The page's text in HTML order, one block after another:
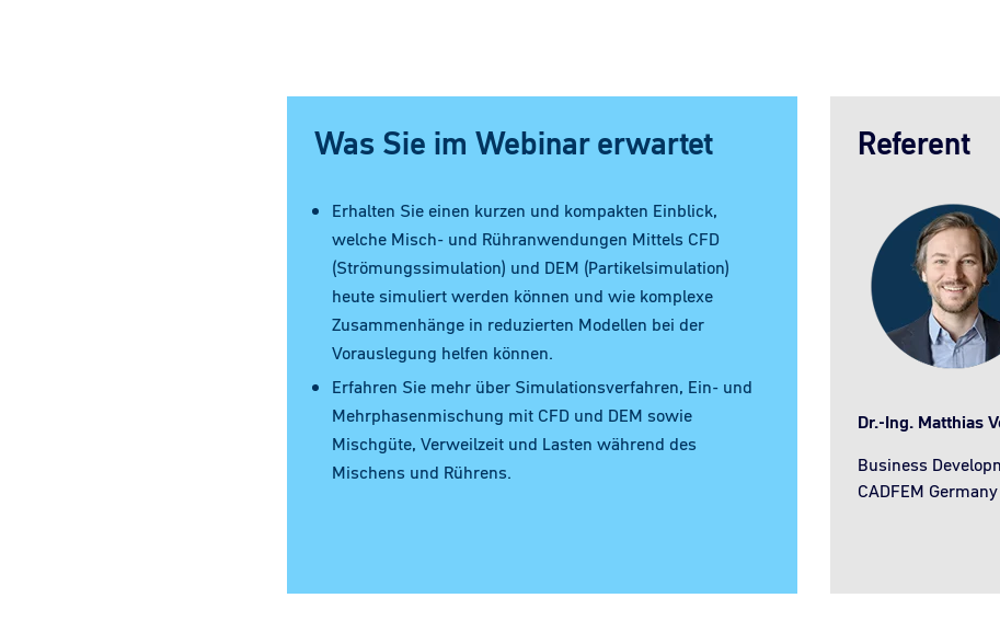
Was Sie im Webinar erwartet
Erhalten Sie einen kurzen und kompakten Einblick,
welche Misch- und Rühranwendungen Mittels CFD
(Strömungssimulation) und DEM (Partikelsimulation)
heute simuliert werden können und wie komplexe
Zusammenhänge in reduzierten Modellen bei der
Vorauslegung helfen können.
Erfahren Sie mehr über Simulationsverfahren, Ein- und
Mehrphasenmischung mit CFD und DEM sowie
Mischgüte, Verweilzeit und Lasten während des
Mischens und Rührens.
Referent
Dr.-Ing. Matthias
Business
CADFEM